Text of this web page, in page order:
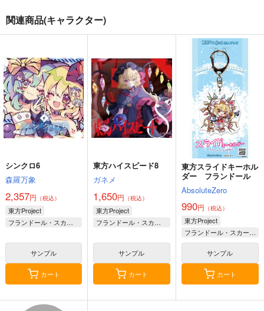
森羅万象
3,300円（税込）
サンプル
作品詳細
森羅万象
1,572円（税込）
上白沢慧音
サンプル
作品詳細
東方幻想麻雀 スペシ
ャル・サウンドトラッ
EtlanZ
1,100円（税込）
サンプル
作品詳細
wn vol.02
関連商品(キャラクター)
シンクロ6
森羅万象
2,357円 （税込）
東方Project
フランドール・スカーレット
サンプル
カート
東方ハイスピード8
ガネメ
1,650円 （税込）
東方Project
フランドール・スカーレット
サンプル
カート
東方スライドキーホル
ダー フランドール
AbsoluteZero
990円 （税込）
東方Project
フランドール・スカーレット
サンプル
カート